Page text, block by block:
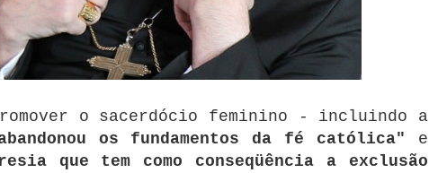
o sacerdócio feminino - incluindo a
os fundamentos da fé católica"
e
que tem como conseqüência a exclusão